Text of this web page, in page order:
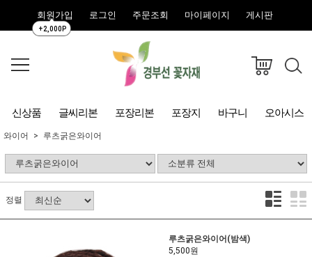
회원가입
+2,000P
로그인 주문조회 마이페이지 게시판
신상품 글씨리본 포장리본 포장지 바구니 오아시스
와이어 루츠굵은와이어
정렬
루츠굵은와이어(밤색)
5,500원